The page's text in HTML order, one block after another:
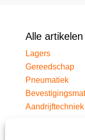
Alle artikelen
Lagers
Gereedschap
Pneumatiek
Aandrijftechniek